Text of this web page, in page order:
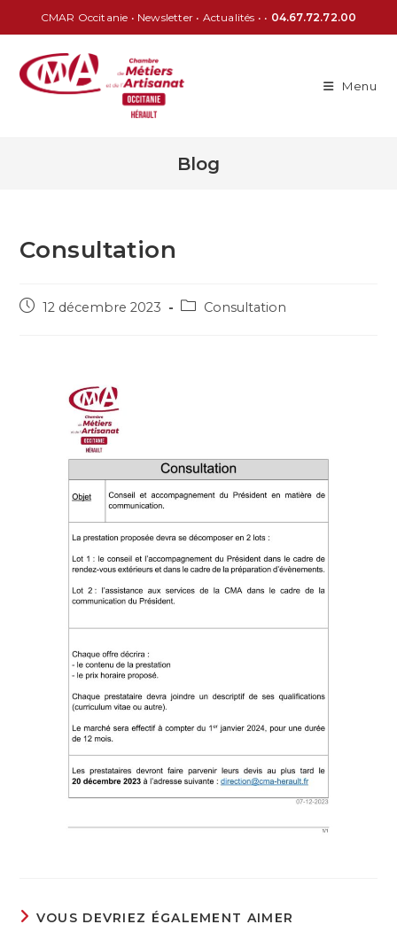
CMAR Occitanie • Newsletter • Actualités • • 04.67.72.72.00
Menu
Blog
Consultation
12 décembre 2023 Consultation
VOUS DEVRIEZ ÉGALEMENT AIMER